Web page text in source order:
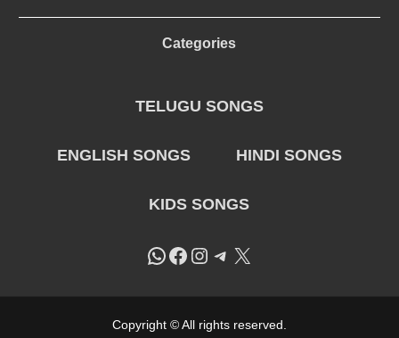
Categories
TELUGU SONGS
ENGLISH SONGS HINDI SONGS
KIDS SONGS
WhatsApp
Facebook
Instagram
Telegram
X
Copyright © All rights reserved.